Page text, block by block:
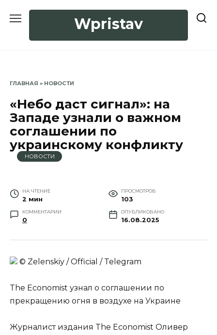
Wpristav
ГЛАВНАЯ » НОВОСТИ
«Небо даст сигнал»: на
Западе узнали о важном
соглашении по
украинскому конфликту
НОВОСТИ
НА ЧТЕНИЕ
2 мин
ПРОСМОТРОВ
103
КОММЕНТАРИИ
0
ОПУБЛИКОВАНО
16.08.2025
© Zеlеnskiу / Оfficiаl / Telegram
The Economist узнал о соглашении по
прекращению огня в воздухе на Украине
Журналист издания The Economist Оливер